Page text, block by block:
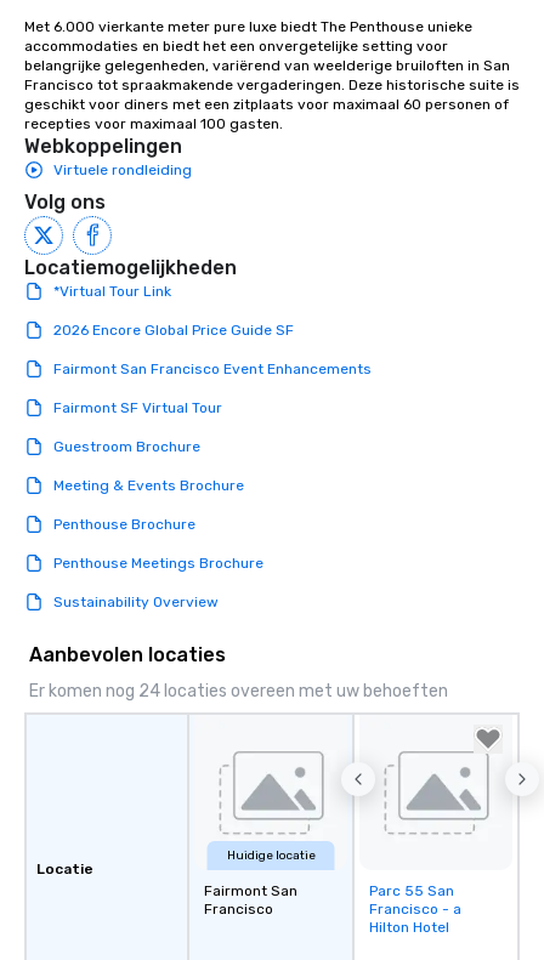
Met 6.000 vierkante meter pure luxe biedt The Penthouse unieke
accommodaties en biedt het een onvergetelijke setting voor
belangrijke gelegenheden, variërend van weelderige bruiloften in San
Francisco tot spraakmakende vergaderingen. Deze historische suite is
geschikt voor diners met een zitplaats voor maximaal 60 personen of
recepties voor maximaal 100 gasten.
Webkoppelingen
Virtuele rondleiding
Volg ons
Locatiemogelijkheden
*Virtual Tour Link
2026 Encore Global Price Guide SF
Fairmont San Francisco Event Enhancements
Fairmont SF Virtual Tour
Guestroom Brochure
Meeting & Events Brochure
Penthouse Brochure
Penthouse Meetings Brochure
Sustainability Overview
Aanbevolen locaties
Er komen nog 24 locaties overeen met uw behoeften
Locatie
Huidige locatie
Fairmont San
Francisco
Removed from
favorites
Parc 55 San
Francisco - a
Hilton Hotel